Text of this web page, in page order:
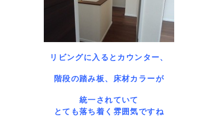
リビングに入るとカウンター、
階段の踏み板、床材カラーが
統一されていて
とても落ち着く雰囲気ですね